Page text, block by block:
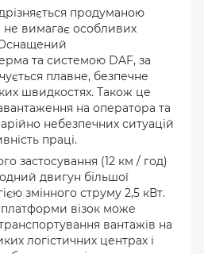
продуманою
вимагає особливих
та системою DAF, за
плавне, безпечне
швидкостях. Також це
на оператора та
небезпечних ситуацій
праці.
застосування (12 км / год)
двигун більшої
змінного струму 2,5 кВт.
платформи візок може
вантажів на
логістичних центрах і